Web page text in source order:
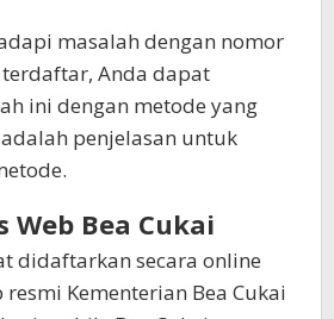
masalah dengan nomor
Anda dapat
ini dengan metode yang
penjelasan untuk
Web Bea Cukai
didaftarkan secara online
Kementerian Bea Cukai